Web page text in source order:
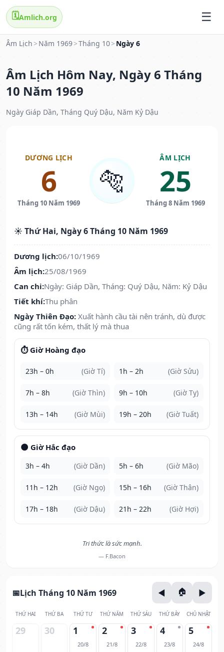
🗓️Amlich.org
Âm Lịch > Năm 1969>Tháng 10> Ngày 6
Âm Lịch Hôm Nay, Ngày 6 Tháng
10 Năm 1969
Ngày Giáp Dần, Tháng Quý Dậu, Năm Kỷ Dậu
DƯƠNG LỊCH
6
Tháng 10 Năm 1969
🐅
ÂM LỊCH
25
Tháng 8 Năm 1969
☀️ Thứ Hai, Ngày 6 Tháng 10 Năm 1969
Dương lịch:06/10/1969
Âm lịch:25/08/1969
Can chi:Ngày: Giáp Dần, Tháng: Quý Dậu, Năm: Kỷ Dậu
Tiết khí:Thu phân
Ngày Thiên Đạo: Xuất hành cầu tài nên tránh, dù được
cũng rất tốn kém, thất lý mà thua
⏱️ Giờ Hoàng đạo
23h – 0h (Giờ Tí) 1h – 2h (Giờ Sửu)
7h – 8h (Giờ Thìn) 9h – 10h (Giờ Tỵ)
13h – 14h (Giờ Mùi) 19h – 20h (Giờ Tuất)
🌑 Giờ Hắc đạo
3h – 4h (Giờ Dần) 5h – 6h (Giờ Mão)
11h – 12h (Giờ Ngọ) 15h – 16h (Giờ Thân)
17h – 18h (Giờ Dậu) 21h – 22h (Giờ Hợi)
Tri thức là sức mạnh.
— F.Bacon
Lịch Tháng 10 Năm 1969
THỨ HAI THỨ BA THỨ TƯ THỨ NĂM THỨ SÁU THỨ BẢY CHỦ NHẬT
29 30 1
20/8
2
21/8
3
22/8
4
23/8
5
24/8